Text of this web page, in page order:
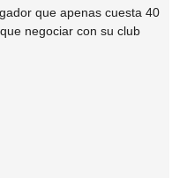
que apenas cuesta 40
negociar con su club